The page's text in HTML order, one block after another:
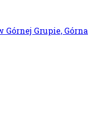
Grupie, Górna